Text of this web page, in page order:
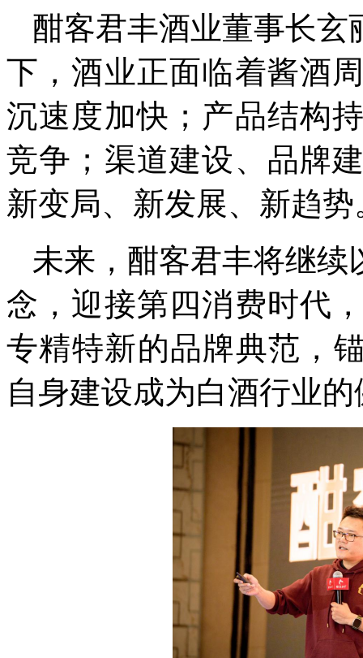
酣客君丰酒业董事长玄
下，酒业正面临着酱酒
沉速度加快；产品结构
竞争；渠道建设、品牌
新变局、新发展、新趋势
未来，酣客君丰将继续
念，迎接第四消费时代
专精特新的品牌典范，
自身建设成为白酒行业